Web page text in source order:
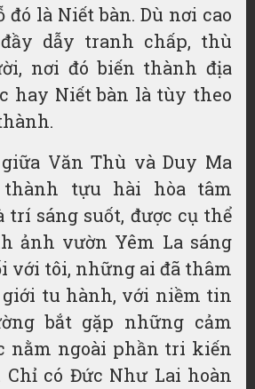
đó là Niết bàn. Dù nơi cao
dẫy tranh chấp, thù
nơi đó biến thành địa
hay Niết bàn là tùy theo
Văn Thù và Duy Ma
tựu hài hòa tâm
sáng suốt, được cụ thể
ảnh vườn Yêm La sáng
với tôi, những ai đã thâm
giới tu hành, với niềm tin
bắt gặp những cảm
nằm ngoài phần tri kiến
Chỉ có Đức Như Lai hoàn